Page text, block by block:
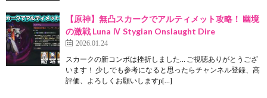
【原神】無凸スカークでアルティメット攻略！ 幽境
の激戦 Luna Ⅳ Stygian Onslaught Dire
2026.01.24
スカークの新コンボは挫折しました… ご視聴ありがとうござ
います！ 少しでも参考になると思ったらチャンネル登録、高
評価、よろしくお願いしますɲ[…]